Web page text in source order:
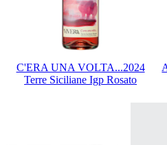
C'ERA UNA VOLTA...2024
Terre Siciliane Igp Rosato